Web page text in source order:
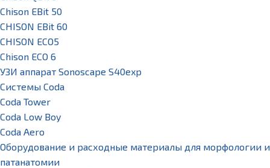
Chison EBit 50
CHISON EBit 60
CHISON ECO5
Chison ECO 6
УЗИ аппарат Sonoscape S40exp
Системы Coda
Coda Tower
Coda Low Boy
Coda Aero
Оборудование и расходные материалы для морфологии и
патанатомии